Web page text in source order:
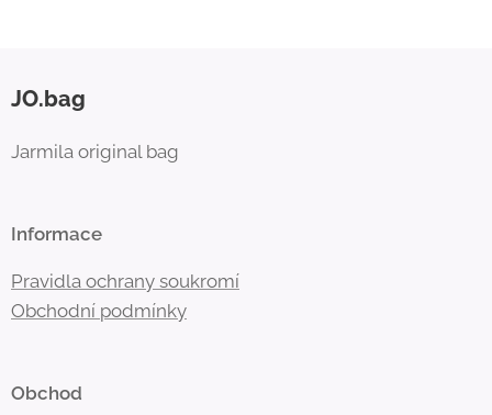
JO.bag
Jarmila original bag
Informace
Pravidla ochrany soukromí
Obchodní podmínky
Obchod